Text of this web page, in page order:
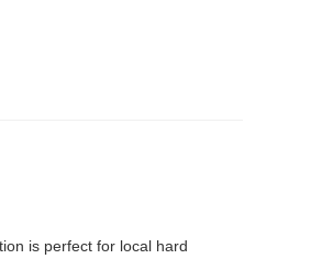
is perfect for local hard